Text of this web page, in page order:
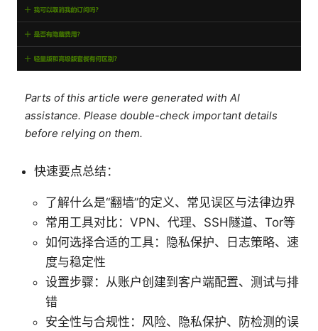
Parts of this article were generated with AI
assistance. Please double-check important details
before relying on them.
快速要点总结：
了解什么是“翻墙”的定义、常见误区与法律边界
常用工具对比：VPN、代理、SSH隧道、Tor等
如何选择合适的工具：隐私保护、日志策略、速
度与稳定性
设置步骤：从账户创建到客户端配置、测试与排
错
安全性与合规性：风险、隐私保护、防检测的误